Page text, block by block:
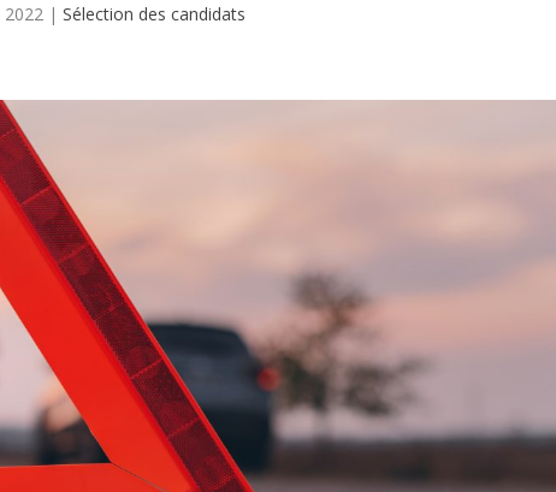
2022| Sélection des candidats